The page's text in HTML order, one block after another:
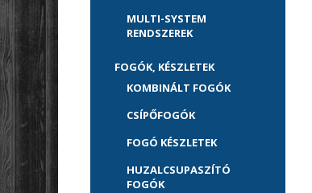
MULTI-SYSTEM
RENDSZEREK
FOGÓK, KÉSZLETEK
KOMBINÁLT FOGÓK
CSÍPŐFOGÓK
FOGÓ KÉSZLETEK
HUZALCSUPASZÍTÓ
FOGÓK